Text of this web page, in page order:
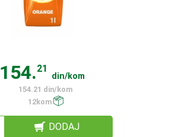
154.21
din/kom
154.21 din/kom
12kom
DODAJ